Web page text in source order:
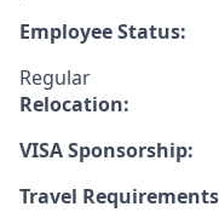
Employee Status:
Regular
Relocation:
VISA Sponsorship:
Travel